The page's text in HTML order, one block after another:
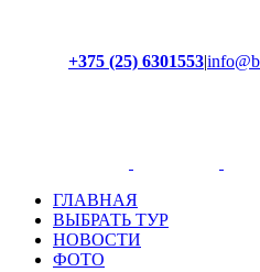
+375 (25) 6301553|
ГЛАВНАЯ
ВЫБРАТЬ ТУР
НОВОСТИ
ФОТО